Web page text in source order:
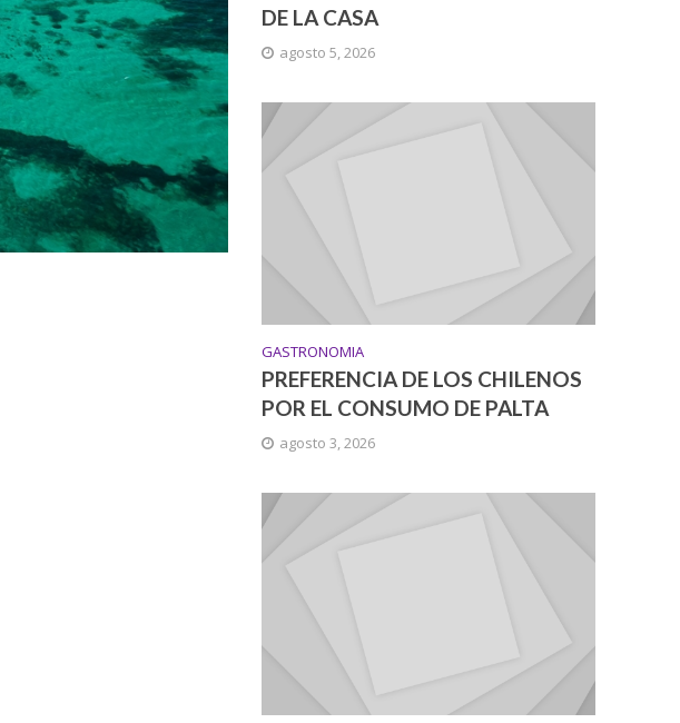
DE LA CASA
agosto 5, 2026
GASTRONOMIA
PREFERENCIA DE LOS CHILENOS
POR EL CONSUMO DE PALTA
agosto 3, 2026